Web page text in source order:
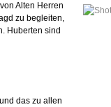
Alten Herren
zu begleiten,
Huberten sind
das zu allen